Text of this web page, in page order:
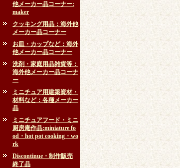
他メーカー品コーナー:
maker
クッキング用品：海外他
メーカー品コーナー
お皿・カップなど：海外
他メーカー品コーナー
洗剤・家庭用品雑貨等：
海外他メーカー品コーナ
ー
ミニチュア用建築資材・
材料など：各種メーカー
品
ミニチュアフード・ミニ
厨房庵作品:miniature fo
od・hot pot cooking・wo
rk
Discontinue・制作販売
終了品